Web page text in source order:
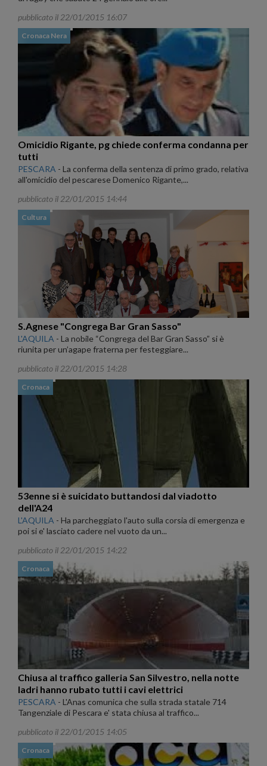
pubblicato il 22/01/2015 16:07
Cronaca Nera
Omicidio Rigante, pg chiede conferma condanna per
tutti
PESCARA - La conferma della sentenza di primo grado, relativa
all'omicidio del pescarese Domenico Rigante,...
pubblicato il 22/01/2015 14:44
Cultura
S.Agnese "Congrega Bar Gran Sasso"
L'AQUILA - La nobile “Congrega del Bar Gran Sasso” si è
riunita per un’agape fraterna per festeggiare...
pubblicato il 22/01/2015 14:28
Cronaca
53enne si è suicidato buttandosi dal viadotto
dell'A24
L'AQUILA - Ha parcheggiato l'auto sulla corsia di emergenza e
poi si e' lasciato cadere nel vuoto da un...
pubblicato il 22/01/2015 14:22
Cronaca
Chiusa al traffico galleria San Silvestro, nella notte
ladri hanno rubato tutti i cavi elettrici
PESCARA - L'Anas comunica che sulla strada statale 714
Tangenziale di Pescara e' stata chiusa al traffico...
pubblicato il 22/01/2015 14:05
Cronaca